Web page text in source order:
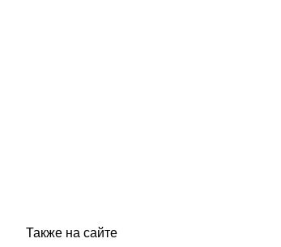
Также на сайте